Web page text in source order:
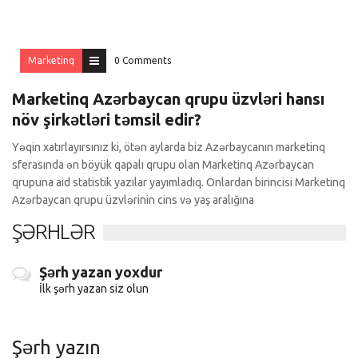
Marketinq 0 Comments
Marketinq Azərbaycan qrupu üzvləri hansı
növ şirkətləri təmsil edir?
Yəqin xatırlayırsınız ki, ötən aylarda biz Azərbaycanın marketinq
sferasında ən böyük qapalı qrupu olan Marketinq Azərbaycan
qrupuna aid statistik yazılar yayımladıq. Onlardan birincisi Marketinq
Azərbaycan qrupu üzvlərinin cins və yaş aralığına
ŞƏRHLƏR
Şərh yazan yoxdur
İlk şərh yazan siz olun
Şərh yazın